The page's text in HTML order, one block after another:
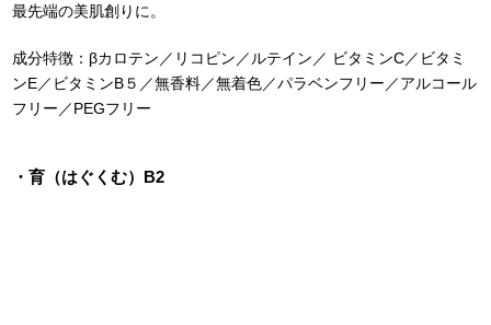
最先端の美肌創りに。
成分特徴：βカロテン／リコピン／ルテイン／ ビタミンC／ビタミ
ンE／ビタミンB５／無香料／無着色／パラベンフリー／アルコール
フリー／PEGフリー
・育（はぐくむ）B2